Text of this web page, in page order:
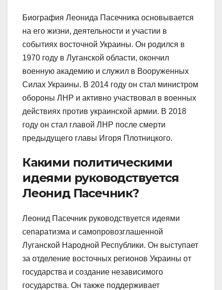
Биография Леонида Пасечника основывается
на его жизни, деятельности и участии в
событиях восточной Украины. Он родился в
1970 году в Луганской области, окончил
военную академию и служил в Вооруженных
Силах Украины. В 2014 году он стал министром
обороны ЛНР и активно участвовал в военных
действиях против украинской армии. В 2018
году он стал главой ЛНР после смерти
предыдущего главы Игоря Плотницкого.
Какими политическими
идеями руководствуется
Леонид Пасечник?
Леонид Пасечник руководствуется идеями
сепаратизма и самопровозглашенной
Луганской Народной Республики. Он выступает
за отделение восточных регионов Украины от
государства и создание независимого
государства. Он также поддерживает